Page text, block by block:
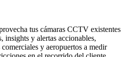
tus cámaras CCTV existentes
insights y alertas accionables,
y aeropuertos a medir